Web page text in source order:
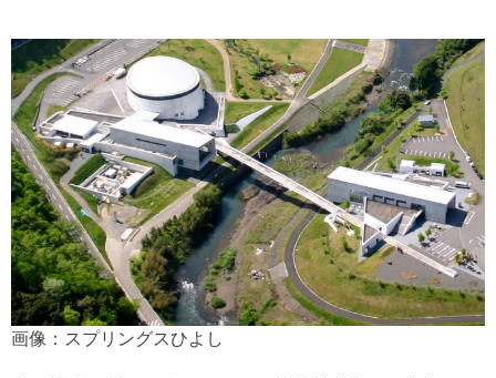
画像：スプリングスひよし